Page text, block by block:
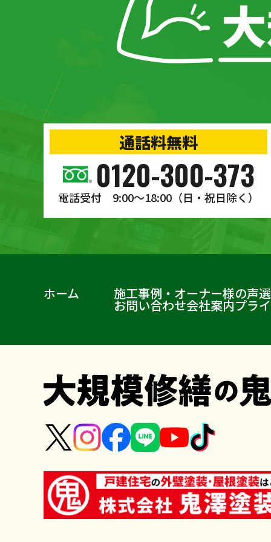
通話料無料
0120-300-373
電話受付 9:00〜18:00 （日・祝日除く）
ホーム 施工事例・オーナー様の声
お問い合わせ会社案内プラ